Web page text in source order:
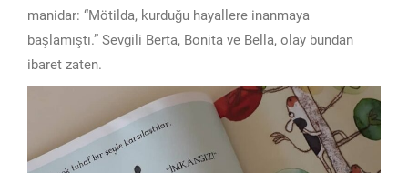
manidar: “Mötilda, kurduğu hayallere inanmaya
başlamıştı.” Sevgili Berta, Bonita ve Bella, olay bundan
ibaret zaten.